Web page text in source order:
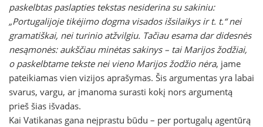
paskelbtas paslapties tekstas nesiderina su sakiniu:
„Portugalijoje tikėjimo dogma visados išsilaikys ir t. t.“ nei
gramatiškai, nei turinio atžvilgiu. Tačiau esama dar didesnės
nesąmonės: aukščiau minėtas sakinys – tai Marijos žodžiai,
o paskelbtame tekste nei vieno Marijos žodžio nėra, jame
pateikiamas vien vizijos aprašymas. Šis argumentas yra labai
svarus, vargu, ar įmanoma surasti kokį nors argumentą
prieš šias išvadas.
Kai Vatikanas gana neįprastu būdu – per portugalų agentūrą